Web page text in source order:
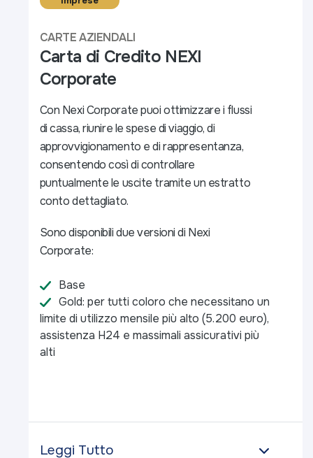
CARTE AZIENDALI
Carta di Credito NEXI
Corporate
Con Nexi Corporate puoi ottimizzare i flussi
di cassa, riunire le spese di viaggio, di
approvvigionamento e di rappresentanza,
consentendo così di controllare
puntualmente le uscite tramite un estratto
conto dettagliato.
Sono disponibili due versioni di Nexi
Corporate:
Base
Gold: per tutti coloro che necessitano un
limite di utilizzo mensile più alto (5.200 euro),
assistenza H24 e massimali assicurativi più
alti
Leggi Tutto